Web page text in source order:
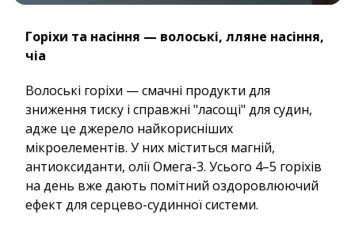
Горіхи та насіння — волоські, лляне насіння,
чіа
Волоські горіхи — смачні продукти для
зниження тиску і справжні "ласощі" для судин,
адже це джерело найкорисніших
мікроелементів. У них міститься магній,
антиоксиданти, олії Омега-3. Усього 4–5 горіхів
на день вже дають помітний оздоровлюючий
ефект для серцево-судинної системи.